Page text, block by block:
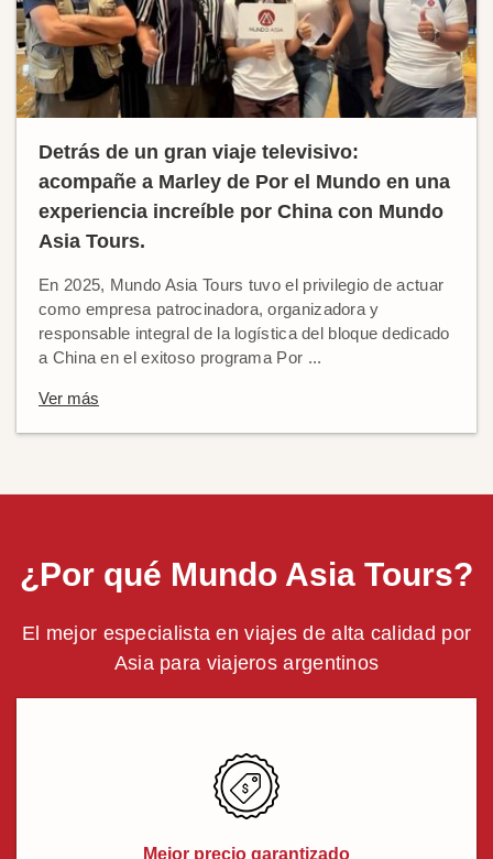
Detrás de un gran viaje televisivo:
acompañe a Marley de Por el Mundo en una
experiencia increíble por China con Mundo
Asia Tours.
En 2025, Mundo Asia Tours tuvo el privilegio de actuar
como empresa patrocinadora, organizadora y
responsable integral de la logística del bloque dedicado
a China en el exitoso programa Por ...
Ver más
¿Por qué Mundo Asia Tours?
El mejor especialista en viajes de alta calidad por
Asia para viajeros argentinos
Mejor precio garantizado